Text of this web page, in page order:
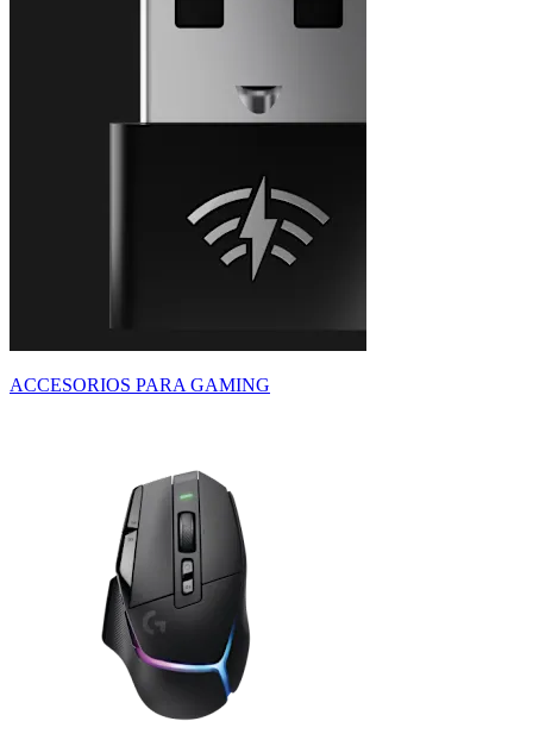
ACCESORIOS PARA GAMING